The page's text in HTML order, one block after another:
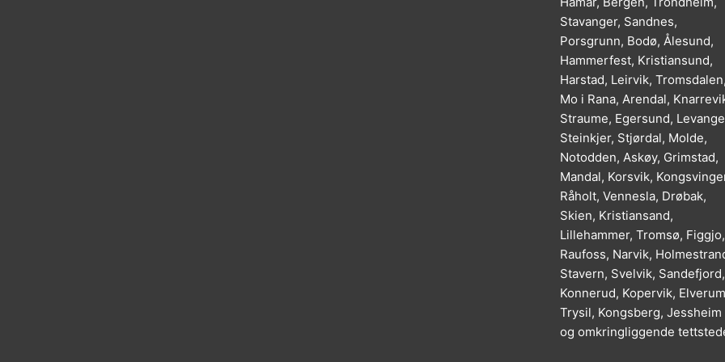
Stavanger, Sandnes,
Porsgrunn, Bodø, Ålesund,
Hammerfest, Kristiansund,
Harstad, Leirvik, Tromsdalen,
Mo i Rana, Arendal,
Straume, Egersund,
Steinkjer, Stjørdal, Molde,
Notodden, Askøy, Grimstad,
Mandal, Korsvik,
Råholt, Vennesla, Drøbak,
Skien, Kristiansand,
Lillehammer, Tromsø, Figgjo,
Raufoss, Narvik,
Stavern, Svelvik, Sandefjord,
Konnerud, Kopervik,
Trysil, Kongsberg, Jessheim
og omkringliggende